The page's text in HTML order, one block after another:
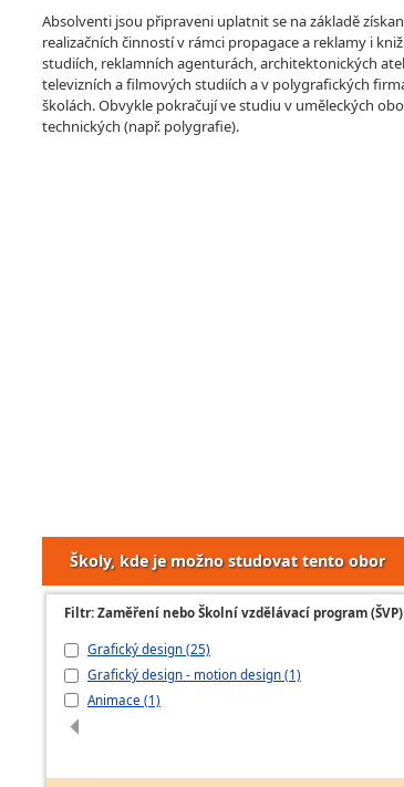
Absolventi jsou připraveni uplatnit se na základě
realizačních činností v rámci propagace a reklamy i
studiích, reklamních agenturách, architektonických
televizních a filmových studiích a v polygrafických
školách. Obvykle pokračují ve studiu v uměleckých
technických (např. polygrafie).
Školy, kde je možno studovat tento obor
Filtr: Zaměření nebo Školní vzdělávací program (ŠVP)
Grafický design (25)
Grafický design - motion design (1)
Animace (1)